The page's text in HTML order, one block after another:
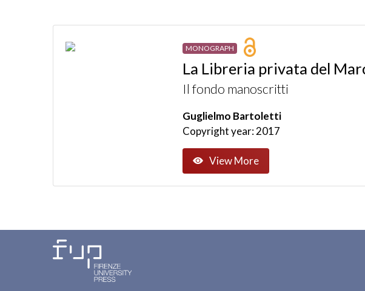
MONOGRAPH
La Libreria privata del
Il fondo manoscritti
Guglielmo Bartoletti
Copyright year: 2017
View More